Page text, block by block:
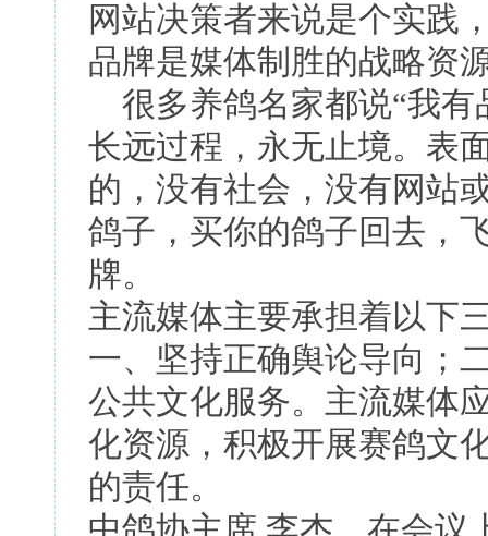
网站决策者来说是个实践
品牌是媒体制胜的战略资
很多养鸽名家都说“我有
长远过程，永无止境。表
的，没有社会，没有网站
鸽子，买你的鸽子回去，
牌。
主流媒体主要承担着以下
一、坚持正确舆论导向；
公共文化服务。主流媒体
化资源，积极开展赛鸽文
的责任。